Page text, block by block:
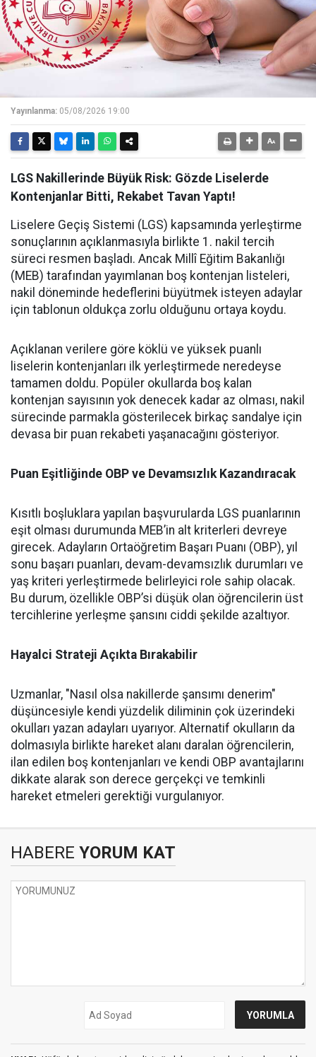
Yayınlanma: 05/08/2026 19:00
LGS Nakillerinde Büyük Risk: Gözde Liselerde
Kontenjanlar Bitti, Rekabet Tavan Yaptı!
Liselere Geçiş Sistemi (LGS) kapsamında yerleştirme
sonuçlarının açıklanmasıyla birlikte 1. nakil tercih
süreci resmen başladı. Ancak Millî Eğitim Bakanlığı
(MEB) tarafından yayımlanan boş kontenjan listeleri,
nakil döneminde hedeflerini büyütmek isteyen adaylar
için tablonun oldukça zorlu olduğunu ortaya koydu.
Açıklanan verilere göre köklü ve yüksek puanlı
liselerin kontenjanları ilk yerleştirmede neredeyse
tamamen doldu. Popüler okullarda boş kalan
kontenjan sayısının yok denecek kadar az olması, nakil
sürecinde parmakla gösterilecek birkaç sandalye için
devasa bir puan rekabeti yaşanacağını gösteriyor.
Puan Eşitliğinde OBP ve Devamsızlık Kazandıracak
Kısıtlı boşluklara yapılan başvurularda LGS puanlarının
eşit olması durumunda MEB’in alt kriterleri devreye
girecek. Adayların Ortaöğretim Başarı Puanı (OBP), yıl
sonu başarı puanları, devam-devamsızlık durumları ve
yaş kriteri yerleştirmede belirleyici role sahip olacak.
Bu durum, özellikle OBP’si düşük olan öğrencilerin üst
tercihlerine yerleşme şansını ciddi şekilde azaltıyor.
Hayalci Strateji Açıkta Bırakabilir
Uzmanlar, "Nasıl olsa nakillerde şansımı denerim"
düşüncesiyle kendi yüzdelik diliminin çok üzerindeki
okulları yazan adayları uyarıyor. Alternatif okulların da
dolmasıyla birlikte hareket alanı daralan öğrencilerin,
ilan edilen boş kontenjanları ve kendi OBP avantajlarını
dikkate alarak son derece gerçekçi ve temkinli
hareket etmeleri gerektiği vurgulanıyor.
HABERE YORUM KAT